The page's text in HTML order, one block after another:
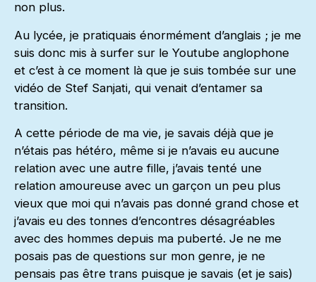
non plus.
Au lycée, je pratiquais énormément d’anglais ; je me
suis donc mis à surfer sur le Youtube anglophone
et c’est à ce moment là que je suis tombée sur une
vidéo de Stef Sanjati, qui venait d’entamer sa
transition.
A cette période de ma vie, je savais déjà que je
n’étais pas hétéro, même si je n’avais eu aucune
relation avec une autre fille, j’avais tenté une
relation amoureuse avec un garçon un peu plus
vieux que moi qui n’avais pas donné grand chose et
j’avais eu des tonnes d’encontres désagréables
avec des hommes depuis ma puberté. Je ne me
posais pas de questions sur mon genre, je ne
pensais pas être trans puisque je savais (et je sais)